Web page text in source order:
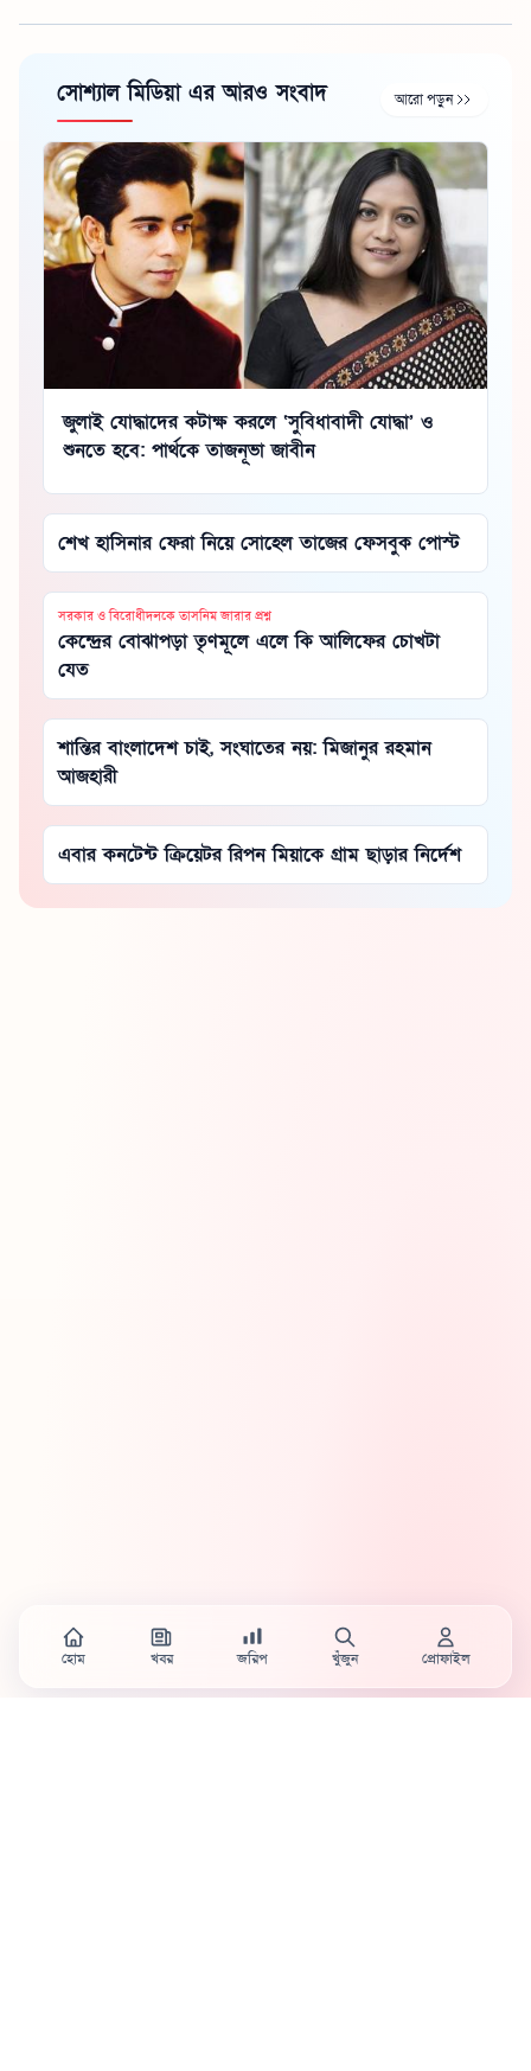
সোশ্যাল মিডিয়া এর আরও সংবাদ আরো পড়ুন
জুলাই যোদ্ধাদের কটাক্ষ করলে ‘সুবিধাবাদী যোদ্ধা’ ও
শুনতে হবে: পার্থকে তাজনূভা জাবীন
শেখ হাসিনার ফেরা নিয়ে সোহেল তাজের ফেসবুক পোস্ট
সরকার ও বিরোধীদলকে তাসনিম জারার প্রশ্ন
কেন্দ্রের বোঝাপড়া তৃণমূলে এলে কি আলিফের চোখটা
যেত
শান্তির বাংলাদেশ চাই, সংঘাতের নয়: মিজানুর রহমান
আজহারী
এবার কনটেন্ট ক্রিয়েটর রিপন মিয়াকে গ্রাম ছাড়ার নির্দেশ
হোম খবর জরিপ খুঁজুন প্রোফাইল